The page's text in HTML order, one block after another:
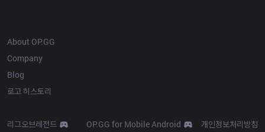
About OP.GG
Company
Blog
로고 히스토리
리그오브레전드
OP.GG for Mobile Android
개인정보처리방침